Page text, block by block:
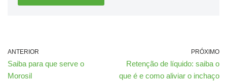
ANTERIOR
Saiba para que serve o
Morosil
PRÓXIMO
Retenção de líquido: saiba o
que é e como aliviar o inchaço